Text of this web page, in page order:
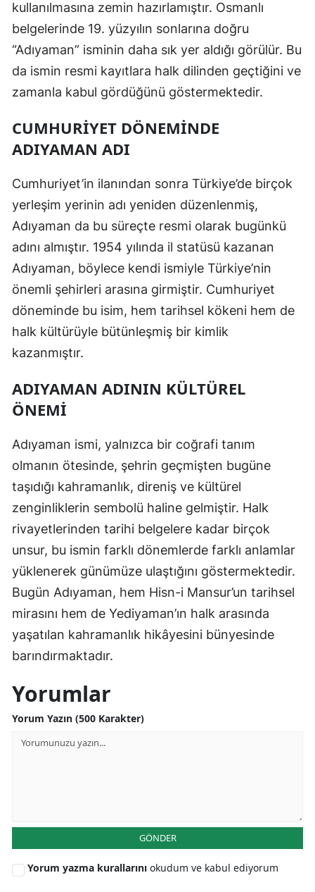
Bayburt
Karaman
Kırıkkale
Batman
Şırnak
Ardahan
Iğdır
Yalova
Karabük
Kilis
Osmaniye
kullanılmasına zemin hazırlamıştır. Osmanlı
belgelerinde 19. yüzyılın sonlarına doğru
“Adıyaman” isminin daha sık yer aldığı görülür. Bu
da ismin resmi kayıtlara halk dilinden geçtiğini ve
zamanla kabul gördüğünü göstermektedir.
CUMHURIYET DÖNEMINDE
ADIYAMAN ADI
Cumhuriyet’in ilanından sonra Türkiye’de birçok
yerleşim yerinin adı yeniden düzenlenmiş,
Adıyaman da bu süreçte resmi olarak bugünkü
adını almıştır. 1954 yılında il statüsü kazanan
Adıyaman, böylece kendi ismiyle Türkiye’nin
önemli şehirleri arasına girmiştir. Cumhuriyet
döneminde bu isim, hem tarihsel kökeni hem de
halk kültürüyle bütünleşmiş bir kimlik
kazanmıştır.
ADIYAMAN ADININ KÜLTÜREL
ÖNEMI
Adıyaman ismi, yalnızca bir coğrafi tanım
olmanın ötesinde, şehrin geçmişten bugüne
taşıdığı kahramanlık, direniş ve kültürel
zenginliklerin sembolü haline gelmiştir. Halk
rivayetlerinden tarihi belgelere kadar birçok
unsur, bu ismin farklı dönemlerde farklı anlamlar
yüklenerek günümüze ulaştığını göstermektedir.
Bugün Adıyaman, hem Hisn-i Mansur’un tarihsel
mirasını hem de Yediyaman’ın halk arasında
yaşatılan kahramanlık hikâyesini bünyesinde
barındırmaktadır.
Yorumlar
Yorum Yazın (500 Karakter)
GÖNDER
Yorum yazma kurallarını okudum ve kabul ediyorum